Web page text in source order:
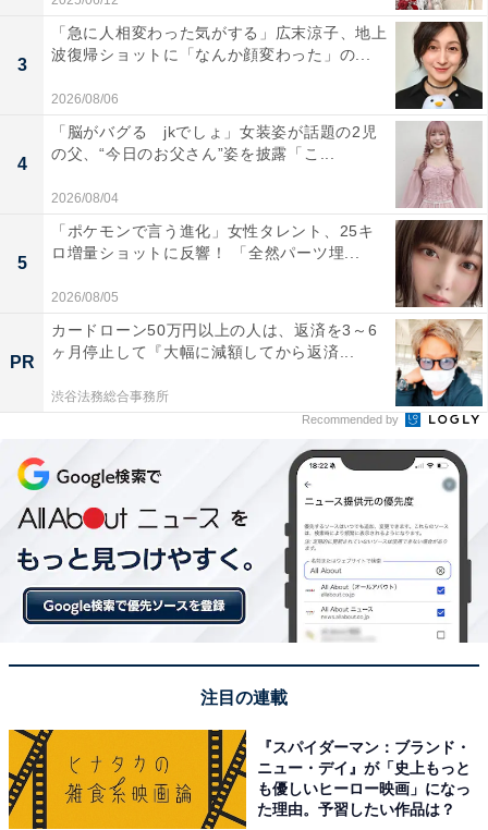
3
「急に人相変わった気がする」広末涼子、地上
波復帰ショットに「なんか顔変わった」の...
2026/08/06
4
「脳がバグる jkでしょ」女装姿が話題の2児
の父、“今日のお父さん”姿を披露「こ...
2026/08/04
5
「ポケモンで言う進化」女性タレント、25キ
ロ増量ショットに反響！ 「全然パーツ埋...
2026/08/05
PR
カードローン50万円以上の人は、返済を3～6
ヶ月停止して『大幅に減額してから返済...
渋谷法務総合事務所
Recommended by
注目の連載
『スパイダーマン：ブランド・
ニュー・デイ』が「史上もっと
も優しいヒーロー映画」になっ
た理由。予習したい作品は？